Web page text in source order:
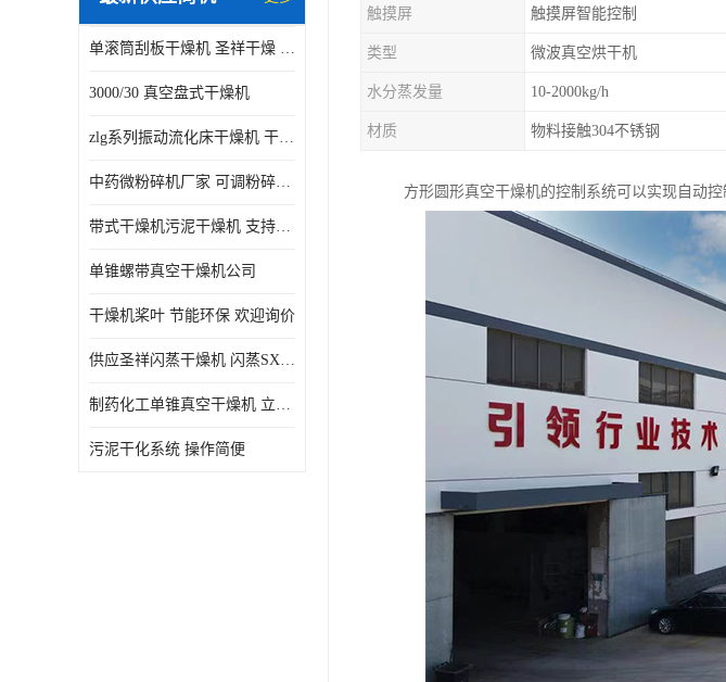
单滚筒刮板干燥机 圣祥干燥 单辊
3000/30 真空盘式干燥机
zlg系列振动流化床干燥机 干燥速率 粉体干燥
中药微粉碎机厂家 可调粉碎粒度
带式干燥机污泥干燥机 支持定制 价格优惠
单锥螺带真空干燥机公司
干燥机桨叶 节能环保 欢迎询价
供应圣祥闪蒸干燥机 闪蒸SXG-16型干燥机
制药化工单锥真空干燥机 立式锥形螺带搅拌式真空烘干机
污泥干化系统 操作简便
触摸屏 触摸屏智能控制
类型 微波真空烘干机
水分蒸发量 10-2000kg/h
材质 物料接触304不锈钢
方形圆形真空干燥机的控制系统可以实现自动